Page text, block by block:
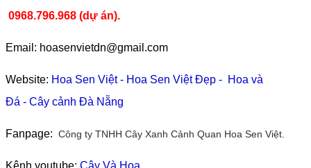
0968.796.968 (dự án).
Email: hoasenvietdn@gmail.com
Website: Hoa Sen Việt- Hoa Sen Việt Đẹp - Hoa và
Đá - Cây cảnh Đà Nẵng
Fanpage: Công ty TNHH Cây Xanh Cảnh Quan Hoa Sen Việt.
Kênh youtube: Cây Và Hoa